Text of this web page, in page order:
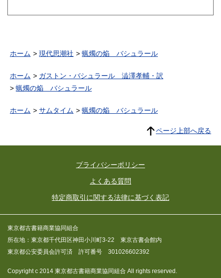
ホーム 現代思潮社 蝋燭の焔 バシュラール
ホーム
ガストン・バシュラール 澁澤孝輔・訳
蝋燭の焔 バシュラール
ホーム サムタイム 蝋燭の焔 バシュラール
ページ上部へ戻る
プライバシーポリシー
よくある質問
特定商取引に関する法律に基づく表記
東京都古書籍商業協同組合
所在地：東京都千代田区神田小川町3-22 東京古書会館内
東京都公安委員会許可済 許可番号 301026602392
Copyright c 2014 東京都古書籍商業協同組合 All rights reserved.